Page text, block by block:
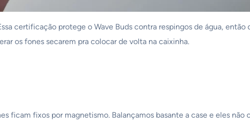
certificação protege o Wave Buds contra respingos de água, então
os fones secarem pra colocar de volta na caixinha.
ficam fixos por magnetismo. Balançamos basante a case e eles